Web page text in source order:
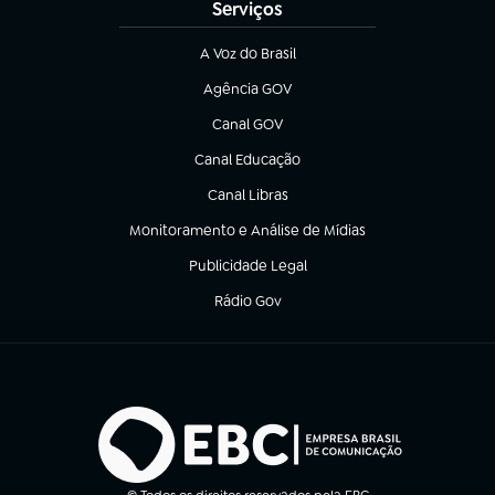
Serviços
A Voz do Brasil
(abre em nova aba)
Agência GOV
(abre em nova aba)
Canal GOV
(abre em nova aba)
Canal Educação
(abre em nova aba)
Canal Libras
(abre em nova aba)
Monitoramento e Análise de Mídias
(abre em nova aba)
Publicidade Legal
(abre em nova aba)
Rádio Gov
(abre em nova aba)